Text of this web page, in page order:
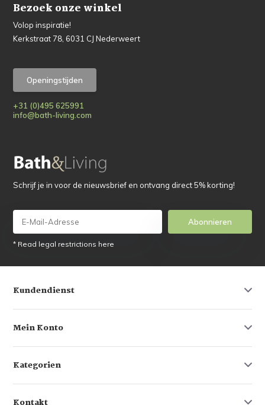
Bezoek onze winkel
Volop inspiratie!
Kerkstraat 78, 6031 CJ Nederweert
Openingstijden
+31 (0)495 625991
info@bath-living.com
Schrijf je in voor de nieuwsbrief en ontvang direct 5% korting!
Abonnieren
* Read legal restrictions here
Kundendienst
Mein Konto
Kategorien